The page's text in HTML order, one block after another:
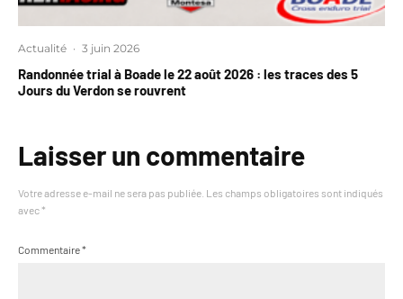
Actualité · 3 juin 2026
Randonnée trial à Boade le 22 août 2026 : les traces des 5
Jours du Verdon se rouvrent
Laisser un commentaire
Votre adresse e-mail ne sera pas publiée. Les champs obligatoires sont indiqués
avec *
Commentaire*